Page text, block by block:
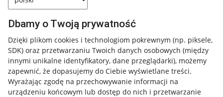
Dbamy o Twoją prywatność
Dzięki plikom cookies i technologiom pokrewnym (np. piksele,
SDK) oraz przetwarzaniu Twoich danych osobowych (między
innymi unikalne identyfikatory, dane przeglądarki), możemy
zapewnić, że dopasujemy do Ciebie wyświetlane treści.
Wyrażając zgodę na przechowywanie informacji na
urządzeniu końcowym lub dostęp do nich i przetwarzanie